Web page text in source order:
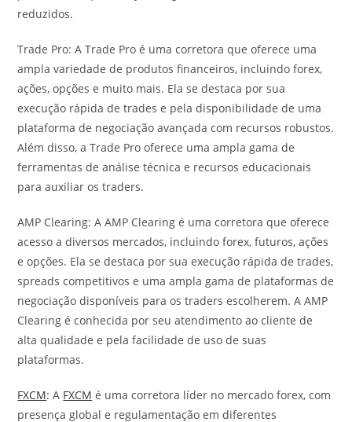
reduzidos.
Trade Pro: A Trade Pro é uma corretora que oferece uma
ampla variedade de produtos financeiros, incluindo forex,
ações, opções e muito mais. Ela se destaca por sua
execução rápida de trades e pela disponibilidade de uma
plataforma de negociação avançada com recursos robustos.
Além disso, a Trade Pro oferece uma ampla gama de
ferramentas de análise técnica e recursos educacionais
para auxiliar os traders.
AMP Clearing: A AMP Clearing é uma corretora que oferece
acesso a diversos mercados, incluindo forex, futuros, ações
e opções. Ela se destaca por sua execução rápida de trades,
spreads competitivos e uma ampla gama de plataformas de
negociação disponíveis para os traders escolherem. A AMP
Clearing é conhecida por seu atendimento ao cliente de
alta qualidade e pela facilidade de uso de suas
plataformas.
FXCM: A FXCM é uma corretora líder no mercado forex, com
presença global e regulamentação em diferentes